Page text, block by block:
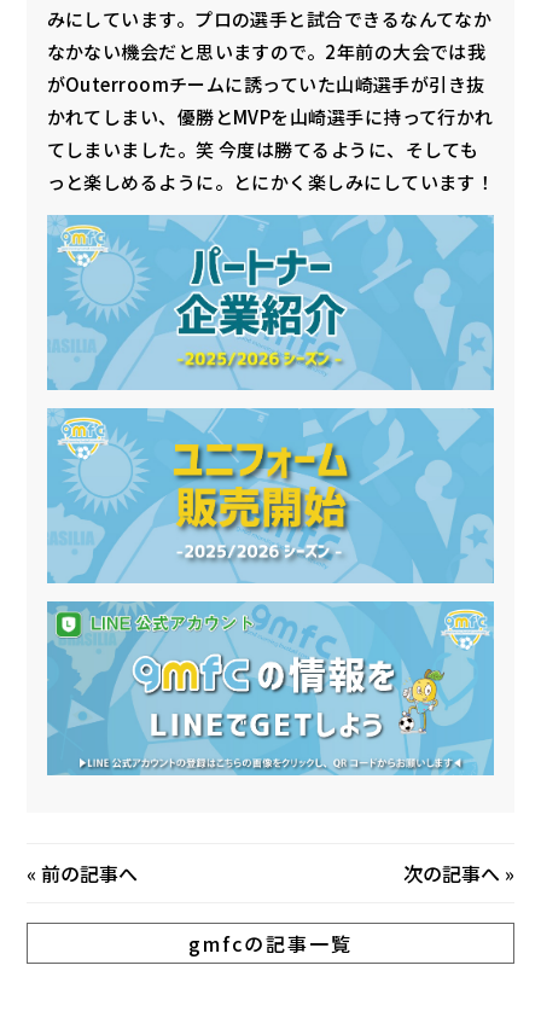
みにしています。プロの選手と試合できるなんてなか
なかない機会だと思いますので。2年前の大会では我
がOuterroomチームに誘っていた山崎選手が引き抜
かれてしまい、優勝とMVPを山崎選手に持って行かれ
てしまいました。笑 今度は勝てるように、そしても
っと楽しめるように。とにかく楽しみにしています！
«前の記事へ 次の記事へ »
gmfcの記事一覧